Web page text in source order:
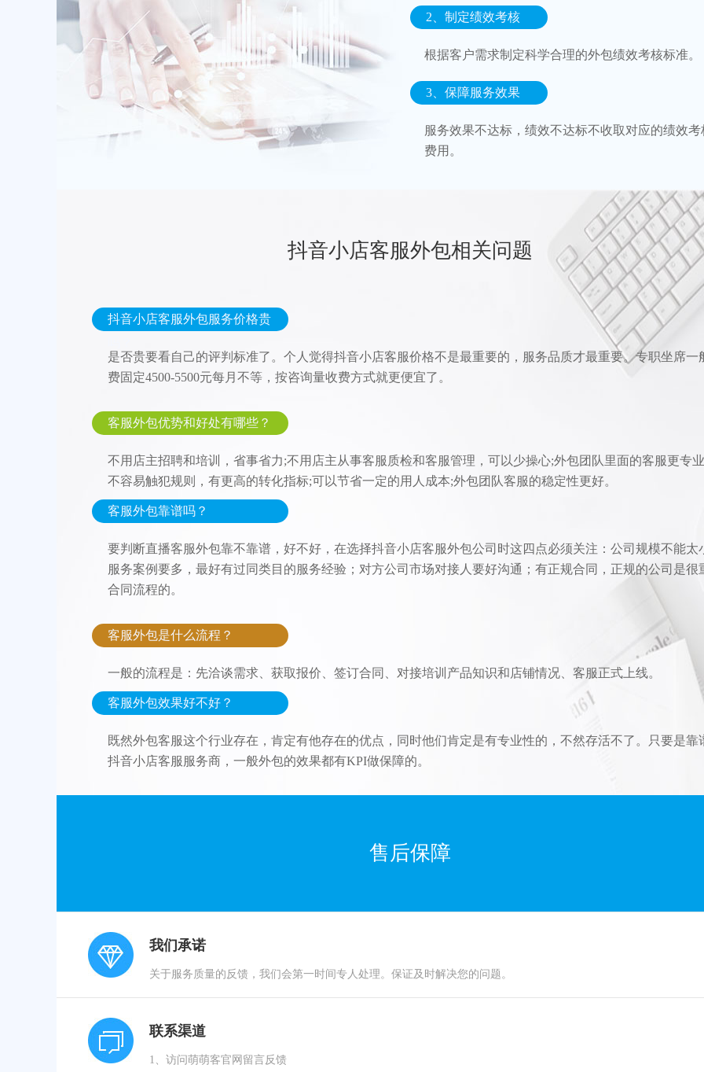
2、制定绩效考核
根据客户需求制定科学合理的外包绩效考核标准。
3、保障服务效果
服务效果不达标，绩效不达标不收取对应的绩效考
费用。
抖音小店客服外包相关问题
抖音小店客服外包服务价格贵
是否贵要看自己的评判标准了。个人觉得抖音小店客服价格不是最重要的，服务品质才最重要。专职坐席一
费固定4500-5500元每月不等，按咨询量收费方式就更便宜了。
客服外包优势和好处有哪些？
不用店主招聘和培训，省事省力;不用店主从事客服质检和客服管理，可以少操心;外包团队里面的客服更专
不容易触犯规则，有更高的转化指标;可以节省一定的用人成本;外包团队客服的稳定性更好。
客服外包靠谱吗？
要判断直播客服外包靠不靠谱，好不好，在选择抖音小店客服外包公司时这四点必须关注：公司规模不能太
服务案例要多，最好有过同类目的服务经验；对方公司市场对接人要好沟通；有正规合同，正规的公司是很
合同流程的。
客服外包是什么流程？
一般的流程是：先洽谈需求、获取报价、签订合同、对接培训产品知识和店铺情况、客服正式上线。
客服外包效果好不好？
既然外包客服这个行业存在，肯定有他存在的优点，同时他们肯定是有专业性的，不然存活不了。只要是靠
抖音小店客服服务商，一般外包的效果都有KPI做保障的。
售后保障
我们承诺
关于服务质量的反馈，我们会第一时间专人处理。保证及时解决您的问题。
联系渠道
1、访问萌萌客官网留言反馈